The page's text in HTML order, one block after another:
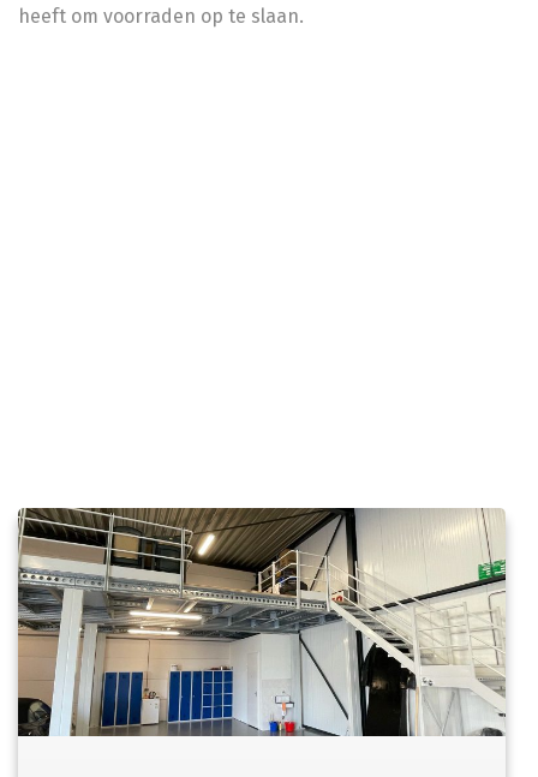
heeft om voorraden op te slaan.